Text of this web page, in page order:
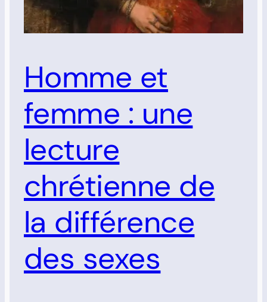
Homme et
femme : une
lecture
chrétienne de
la différence
des sexes